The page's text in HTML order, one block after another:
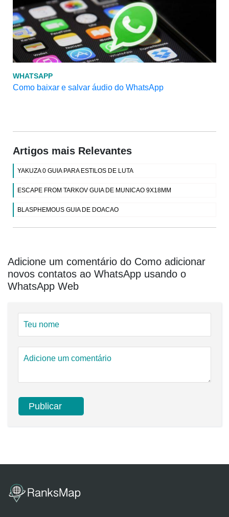
WHATSAPP
Como baixar e salvar áudio do WhatsApp
Artigos mais Relevantes
YAKUZA 0 GUIA PARA ESTILOS DE LUTA
ESCAPE FROM TARKOV GUIA DE MUNICAO 9X18MM
BLASPHEMOUS GUIA DE DOACAO
Adicione um comentário do Como adicionar
novos contatos ao WhatsApp usando o
WhatsApp Web